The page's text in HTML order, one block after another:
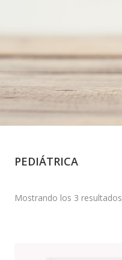
PEDIÁTRICA
Mostrando los 3 resultados